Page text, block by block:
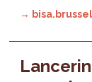
→